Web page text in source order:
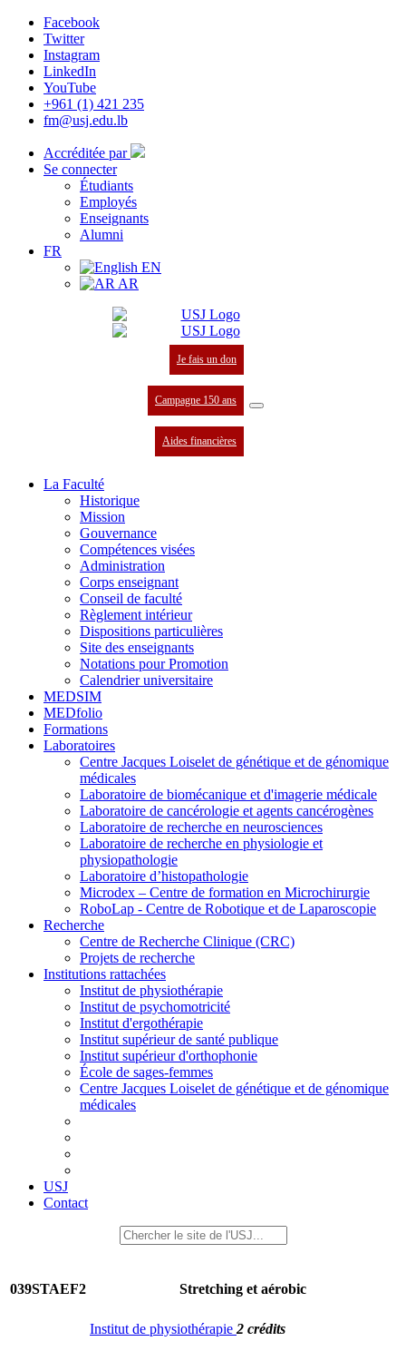
Facebook
Twitter
Instagram
LinkedIn
YouTube
+961 (1) 421 235
fm@usj.edu.lb
Accréditée par
Se connecter
Étudiants
Employés
Enseignants
Alumni
FR
EN
AR
Je fais un don
Campagne 150 ans
Aides financières
La Faculté
Historique
Mission
Gouvernance
Compétences visées
Administration
Corps enseignant
Conseil de faculté
Règlement intérieur
Dispositions particulières
Site des enseignants
Notations pour Promotion
Calendrier universitaire
MEDSIM
MEDfolio
Formations
Laboratoires
Centre Jacques Loiselet de génétique et de génomique
médicales
Laboratoire de biomécanique et d'imagerie médicale
Laboratoire de cancérologie et agents cancérogènes
Laboratoire de recherche en neurosciences
Laboratoire de recherche en physiologie et
physiopathologie
Laboratoire d’histopathologie
Microdex – Centre de formation en Microchirurgie
RoboLap - Centre de Robotique et de Laparoscopie
Recherche
Centre de Recherche Clinique (CRC)
Projets de recherche
Institutions rattachées
Institut de physiothérapie
Institut de psychomotricité
Institut d'ergothérapie
Institut supérieur de santé publique
Institut supérieur d'orthophonie
École de sages-femmes
Centre Jacques Loiselet de génétique et de génomique
médicales
USJ
Contact
039STAEF2 Stretching et aérobic
Institut de physiothérapie 2 crédits